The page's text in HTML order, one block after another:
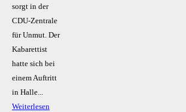
sorgt in der
CDU-Zentrale
für Unmut. Der
Kabarettist
hatte sich bei
einem Auftritt
in Halle...
Weiterlesen